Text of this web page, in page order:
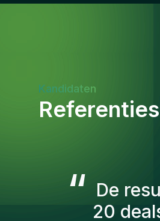
Kandidaten
Referenties
“ De